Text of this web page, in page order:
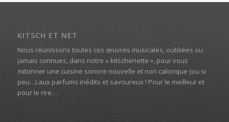
KITSCH ET NET
Nous réunissons toutes ces œuvres musicales, oubliées ou
jamais connues, dans notre « kitschenette », pour vous
mitonner une cuisine sonore nouvelle et non calorique (ou si
peu…) aux parfums inédits et savoureux ! Pour le meilleur et
pour le rire…